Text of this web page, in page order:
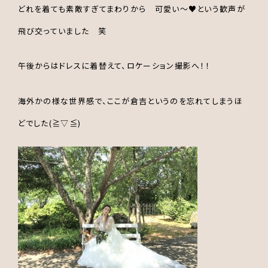
どれを着ても素敵すぎてまわりから 可愛い～♥という歓声が
飛び交っていました 笑
午後からはドレスに着替えて、ロケーション撮影へ！！
海外かの様な世界感で、ここが倉吉というのを忘れてしまうほ
どでした(≧▽≦)